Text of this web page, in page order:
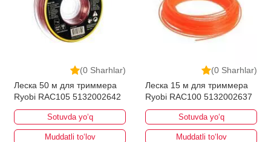
(0 Sharhlar)
Леска 50 м для триммера
Ryobi RAC105 5132002642
Sotuvda yo‘q
Muddatli to‘lov
(0 Sharhlar)
Леска 15 м для триммера
Ryobi RAC100 5132002637
Sotuvda yo‘q
Muddatli to‘lov